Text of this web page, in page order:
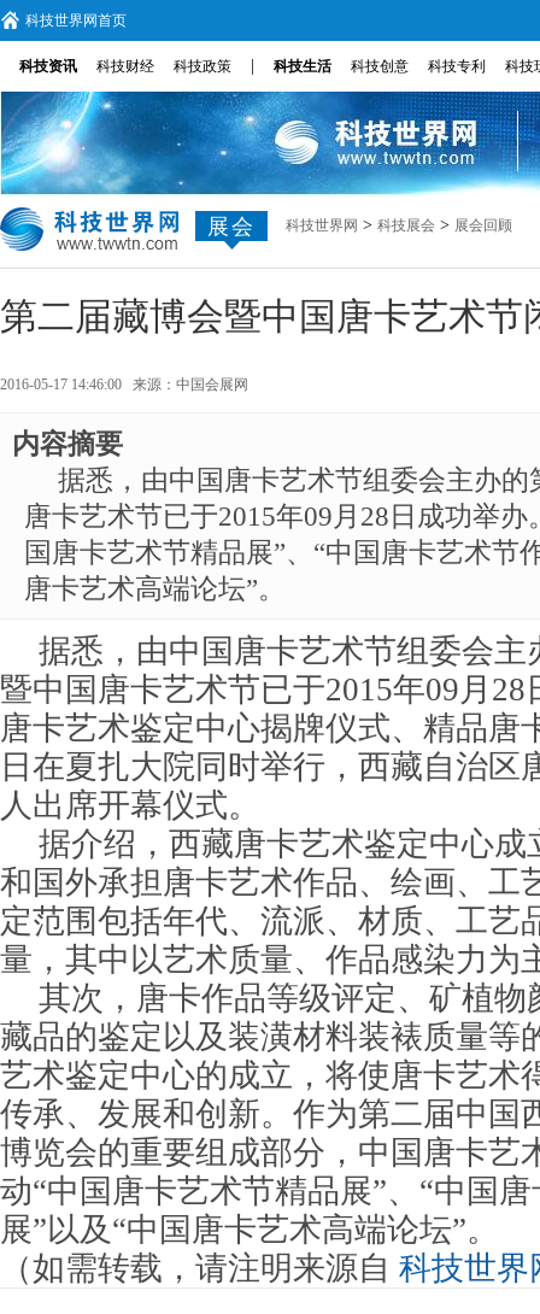
科技世界网首页
科技资讯 科技财经 科技政策 科技生活 科技创意 科技专利 科技
展会 科技世界网 > 科技展会 > 展会回顾
第二届藏博会暨中国唐卡艺术节
2016-05-17 14:46:00 来源： 中国会展网
内容摘要
据悉，由中国唐卡艺术节组委会主办
唐卡艺术节已于2015年09月28日成功举
国唐卡艺术节精品展”、“中国唐卡艺术节
唐卡艺术高端论坛”。
据悉，由中国唐卡艺术节组委会主
暨中国唐卡艺术节已于2015年09月
唐卡艺术鉴定中心揭牌仪式、精品唐
日在夏扎大院同时举行，西藏自治区
人出席开幕仪式。
据介绍，西藏唐卡艺术鉴定中心成
和国外承担唐卡艺术作品、绘画、工
定范围包括年代、流派、材质、工艺
量，其中以艺术质量、作品感染力为
其次，唐卡作品等级评定、矿植物
藏品的鉴定以及装潢材料装裱质量等
艺术鉴定中心的成立，将使唐卡艺术
传承、发展和创新。作为第二届中国
博览会的重要组成部分，中国唐卡艺
动“中国唐卡艺术节精品展”、“中国
展”以及“中国唐卡艺术高端论坛”。
（如需转载，请注明来源自 科技世界